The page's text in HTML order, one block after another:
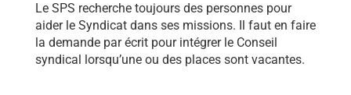
Le SPS recherche toujours des personnes pour
aider le Syndicat dans ses missions. Il faut en faire
la demande par écrit pour intégrer le Conseil
syndical lorsqu’une ou des places sont vacantes.